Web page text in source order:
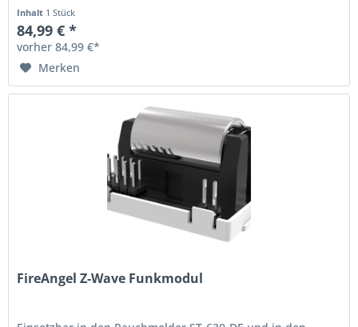
Inhalt 1 Stück
84,99 € *
vorher 84,99 €*
Merken
FireAngel Z-Wave Funkmodul